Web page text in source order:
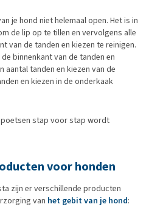
je hond niet helemaal open. Het is in
de lip op te tillen en vervolgens alle
van de tanden en kiezen te reinigen.
binnenkant van de tanden en
aantal tanden en kiezen van de
en kiezen in de onderkaak
stap voor stap wordt
voor honden
zijn er verschillende producten
van het gebit van je hond: